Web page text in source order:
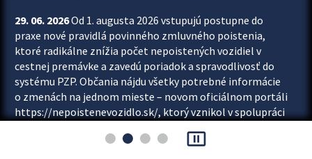
29. 06. 2026Od 1. augusta 2026 vstupujú postupne do
praxe nové pravidlá povinného zmluvného poistenia,
ktoré radikálne znížia počet nepoistených vozidiel v
cestnej premávke a zavedú poriadok a spravodlivosť do
systému PZP. Občania nájdu všetky potrebné informácie
o zmenách na jednom mieste – novom oficiálnom portáli
https://nepoistenevozidlo.sk/, ktorý vznikol v spolupráci
asociácie poisťovní (SLASPO) a Ministerstva vnútra SR.
pause_presentation